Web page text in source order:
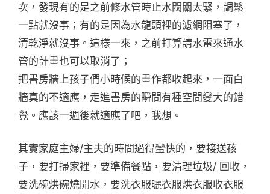
次，發現有的是之前修水管時止水閥關太緊，調鬆
一點就沒事；有的是因為水龍頭裡的濾網阻塞了，
清乾淨就沒事。這樣一來，之前打算請水電來通水
管的計畫也可以取消了；
把書房牆上孩子們小時候的畫作都收起來，一面白
牆真的不適應，走進書房的瞬間有種空間變大的錯
覺。應該一週後就適應了吧，我想。
其實家庭主婦/主夫的時間過得蠻快的，要接送孩
子，要打掃家裡，要準備餐點，要清理垃圾/ 回收，
要洗碗烘碗燒開水，要洗衣服曬衣服烘衣服收衣服